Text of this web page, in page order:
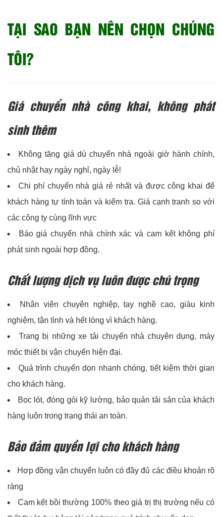
TẠI SAO BẠN NÊN CHỌN CHÚNG
TÔI?
Giá chuyển nhà công khai, không phát
sinh thêm
Không tăng giá dù chuyển nhà ngoài giờ hành chính,
chủ nhật hay ngày nghỉ, ngày lễ!
Chi phí chuyển nhà giá rẻ nhất và được công khai để
khách hàng tự tính toán và kiểm tra. Giá cạnh tranh so với
các công ty cùng lĩnh vực
Báo giá chuyển nhà chính xác và cam kết không phí
phát sinh ngoài hợp đồng.
Chất lượng dịch vụ luôn được chú trọng
Nhân viên chuyên nghiệp, tay nghề cao, giàu kinh
nghiệm, tận tình và hết lòng vì khách hàng.
Trang bị những xe tải chuyển nhà chuyên dụng, máy
móc thiết bị vận chuyển hiện đại.
Quá trình chuyển dọn nhanh chóng, tiết kiệm thời gian
cho khách hàng.
Bọc lót, đóng gói kỹ lường, bảo quản tải sản của khách
hàng luôn trong trạng thái an toàn.
Bảo đảm quyền lợi cho khách hàng
Hợp đồng vận chuyển luôn có đầy đủ các điều khoản rõ
ràng
Cam kết bồi thường 100% theo giá trị thị trường nếu có